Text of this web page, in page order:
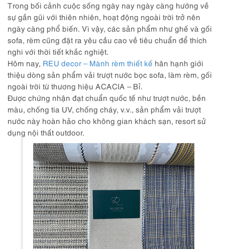
Trong bối cảnh cuộc sống ngày nay ngày càng hướng về
sự gần gũi với thiên nhiên, hoạt động ngoài trời trở nên
ngày càng phổ biến. Vì vậy, các sản phẩm như ghế và gối
sofa, rèm cũng đặt ra yêu cầu cao về tiêu chuẩn để thích
nghi với thời tiết khắc nghiệt.
Hôm nay, REU decor – Mành rèm thiết kế hân hạnh giới
thiệu dòng sản phẩm vải trượt nước bọc sofa, làm rèm, gối
ngoài trời từ thương hiệu ACACIA – Bỉ.
Được chứng nhận đạt chuẩn quốc tế như trượt nước, bền
màu, chống tia UV, chống cháy, v.v., sản phẩm vải trượt
nước này hoàn hảo cho không gian khách sạn, resort sử
dụng nội thất outdoor.